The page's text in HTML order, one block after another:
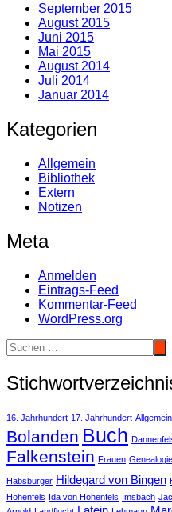
September 2015
August 2015
Juni 2015
Mai 2015
August 2014
Juli 2014
Januar 2014
Kategorien
Allgemein
Bibliothek
Extern
Notizen
Meta
Anmelden
Eintrags-Feed
Kommentar-Feed
WordPress.org
16. Jahrhundert 17. Jahrhundert
Bolanden Buch
Falkenstein Frauen Genealogie
Habsburger Hildegard von Bingen
Hohenfels
Ida von Hohenfels Imsbach